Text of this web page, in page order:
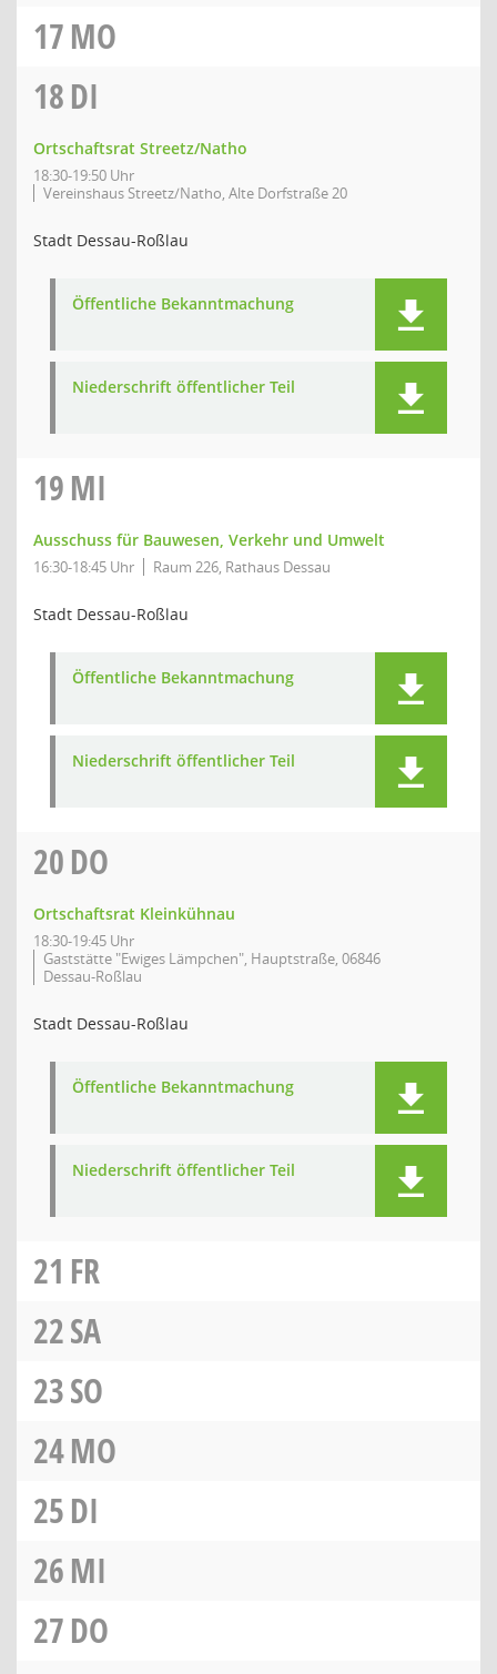
17MO
18DI
Ortschaftsrat Streetz/Natho
18:30-19:50 Uhr
Vereinshaus Streetz/Natho, Alte Dorfstraße 20
Stadt Dessau-Roßlau
Öffentliche Bekanntmachung
Niederschrift öffentlicher Teil
19MI
Ausschuss für Bauwesen, Verkehr und Umwelt
16:30-18:45 Uhr Raum 226, Rathaus Dessau
Stadt Dessau-Roßlau
Öffentliche Bekanntmachung
Niederschrift öffentlicher Teil
20DO
Ortschaftsrat Kleinkühnau
18:30-19:45 Uhr
Gaststätte "Ewiges Lämpchen", Hauptstraße, 06846
Dessau-Roßlau
Stadt Dessau-Roßlau
Öffentliche Bekanntmachung
Niederschrift öffentlicher Teil
21 FR
22SA
23SO
24MO
25DI
26MI
27DO